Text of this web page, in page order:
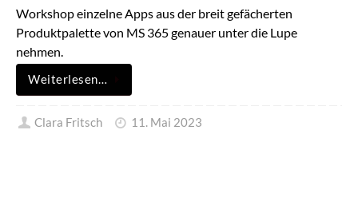
Workshop einzelne Apps aus der breit gefächerten
Produktpalette von MS 365 genauer unter die Lupe
nehmen.
Weiterlesen…
Clara Fritsch 11. Mai 2023